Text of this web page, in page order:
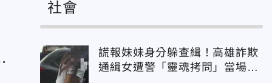
社會
謊報妹妹身分躲查緝！高雄詐欺
通緝女遭警「靈魂拷問」當場認